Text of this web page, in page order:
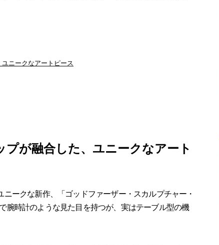
ニークなアートピース
が融合した、ユニークなアート
ークな新作、「ゴッドファーザー・スカルプチャー・
腕時計のような見た目を持つが、実はテーブル型の機